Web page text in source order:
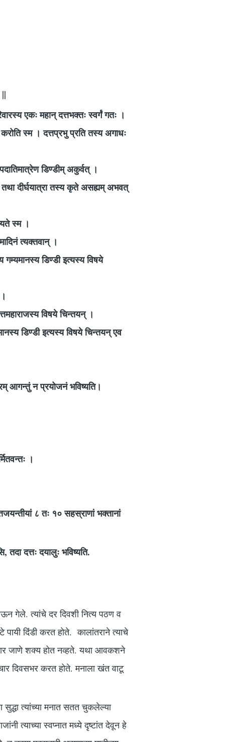
एकः महान् दत्तभक्तः स्वर्गं गतः ।
स्म । दत्तप्रभु प्रति तस्य अगाधः
डिण्डीम् अकुर्वत् ।
दीर्घयात्रा तस्य कृते असह्यम् अभवत्
स्म ।
त्यक्तवान् ।
गम्यमानस्य डिण्डी इत्यस्य विषये
विषये चिन्तयन् ।
डिण्डी इत्यस्य विषये चिन्तयन् एव
आगन्तुं न प्रयोजनं भविष्यति।
।
८ तः १० सहस्राणां भक्तानां
दत्तः दयालुः भविष्यति.
गेले. त्यांचे दर दिवशी नित्य पठण व
पायी दिंडी करत होते. कालांतराने त्याचे
जाणे शक्य होत नव्हते. यथा आवकशने
दिवसभर करत होते. मनाला खंत वाटू
सुद्धा त्यांच्या मनात सतत चुकलेल्या
त्याच्या स्वप्नात मध्ये दृष्टांत देवून हे